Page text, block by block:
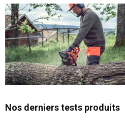
Nos derniers tests produits